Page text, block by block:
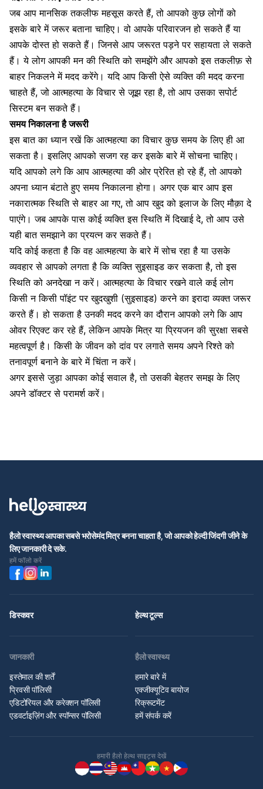
जब आपमानसिक तकलीफ महसूस करते हैं, तो आपको कुछ लोगों को
इसके बारे में जरूर बताना चाहिए। वो आपके परिवारजन हो सकते हैं या
आपके दोस्त हो सकते हैं। जिनसे आप जरूरत पड़ने पर सहायता ले सकते
हैं। ये लोग आपकी मन की स्थिति को समझेंगे और आपको इस तकलीफ़ से
बाहर निकलने में मदद करेंगे। यदि आप किसी ऐसे व्यक्ति की मदद करना
चाहते हैं, जो आत्महत्या के विचार से जूझ रहा है, तो आप उसका सपोर्ट
सिस्टम बन सकते हैं।
समय निकालना है जरूरी
इस बात का ध्यान रखें कि आत्महत्या का विचार कुछ समय के लिए ही आ
सकता है। इसलिए आपको सजग रह कर इसके बारे में सोचना चाहिए।
यदि आपको लगे कि आप आत्महत्या की ओर प्रेरित हो रहे हैं, तो आपको
अपना ध्यान बंटाते हुए समय निकालना होगा। अगर एक बार आप इस
नकारात्मक स्थिति से बाहर आ गए, तो आप खुद को इलाज के लिए मौक़ा दे
पाएंगे। जब आपके पास कोई व्यक्ति इस स्थिति में दिखाई दे, तो आप उसे
यही बात समझाने का प्रयत्न कर सकते हैं।
यदि कोई कहता है कि वह आत्महत्या के बारे में सोच रहा है या उसके
व्यवहार से आपको लगता है कि व्यक्ति सुइसाइड कर सकता है, तो इस
स्थिति को अनदेखा न करें। आत्महत्या के विचार रखने वाले कई लोग
किसी न किसी पॉइंट परखुदखुशी (सुइसाइड)करने का इरादा व्यक्त जरूर
करते हैं। हो सकता है उनकी मदद करने का दौरान आपको लगे कि आप
ओवर रिएक्ट कर रहे हैं, लेकिन आपके मित्र या प्रियजन की सुरक्षा सबसे
महत्वपूर्ण है। किसी के जीवन को दांव पर लगाते समय अपने रिश्ते को
तनावपूर्ण बनाने के बारे में चिंता न करें।
अगर इससे जुड़ा आपका कोई सवाल है, तो उसकी बेहतर समझ के लिए
अपने डॉक्टर से परामर्श करें।
हैलो स्वास्थ्य आपका सबसे भरोसेमंद मित्र बनना चाहता है, जो आपको हेल्दी जिंदगी जीने के
लिए जानकारी दे सके.
हमें फॉलो करें
डिस्कवर हेल्थ टूल्स
जानकारी
इस्तेमाल की शर्तें
प्रिवसी पॉलिसी
एडिटोरियल और करेक्शन पॉलिसी
एडवर्टाइज़िंग और स्पॉन्सर पॉलिसी
हैलो स्वास्थ्य
हमारे बारे में
एक्जीक्यूटिव बायोज
रिक्रूटमेंट
हमें संपर्क करें
हमारी हैलो हेल्थ साइट्स देखें